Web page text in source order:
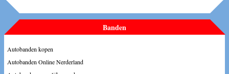
Banden
Autobanden kopen
Autobanden Online Nerderland